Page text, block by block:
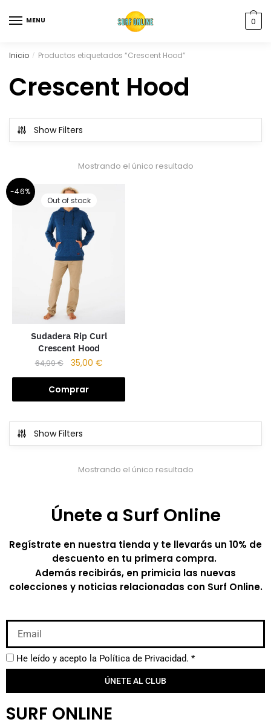
MENU 0
Inicio / Productos etiquetados “Crescent Hood”
Crescent Hood
Show Filters
Mostrando el único resultado
-46%
Out of stock
Sudadera Rip Curl
Crescent Hood
64,99€ 35,00 €
Comprar
Show Filters
Mostrando el único resultado
Únete a Surf Online
Regístrate en nuestra tienda y te llevarás un 10% de
descuento en tu primera compra.
Además recibirás, en primicia las nuevas
colecciones y noticias relacionadas con Surf Online.
He leído y acepto la Política de Privacidad. *
ÚNETE AL CLUB
SURF ONLINE